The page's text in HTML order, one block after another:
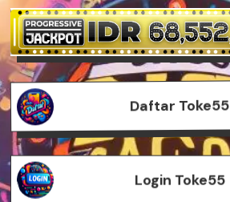
Daftar Toke55
Login Toke55